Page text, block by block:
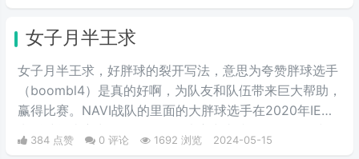
女子月半王求
女子月半王求，好胖球的裂开写法，意思为夸赞胖球选手
（boombl4）是真的好啊，为队友和队伍带来巨大帮助，
赢得比赛。NAVI战队的里面的大胖球选手在2020年IEM
卡托维兹比赛中超级发挥，在决赛中直接化身邪恶胖球，
带领NAVI战队战胜A队和G2，夺得冠军。
384 点赞 0 评论 1692 浏览 2024-05-15